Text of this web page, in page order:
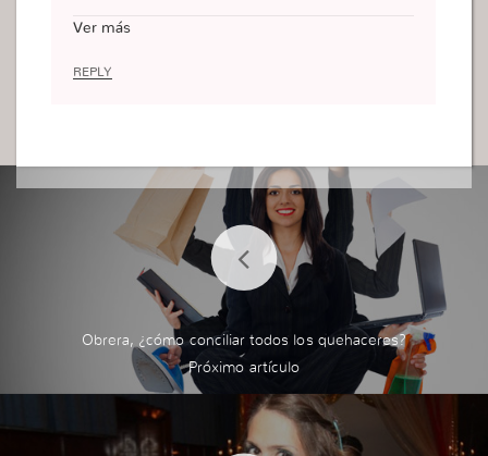
Ver más
REPLY
Obrera, ¿cómo conciliar todos los quehaceres?